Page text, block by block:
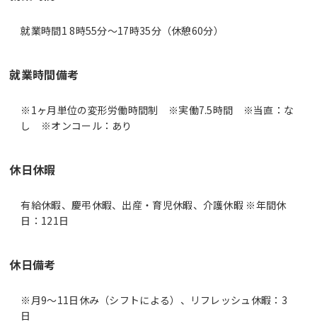
就業時間1 8時55分〜17時35分（休憩60分）
就業時間備考
※1ヶ月単位の変形労働時間制 ※実働7.5時間 ※当直：な
休日休暇
有給休暇、慶弔休暇、出産・育児休暇、介護休暇 ※年間休
日：121日
休日備考
※月9～11日休み（シフトによる）、リフレッシュ休暇：3
日